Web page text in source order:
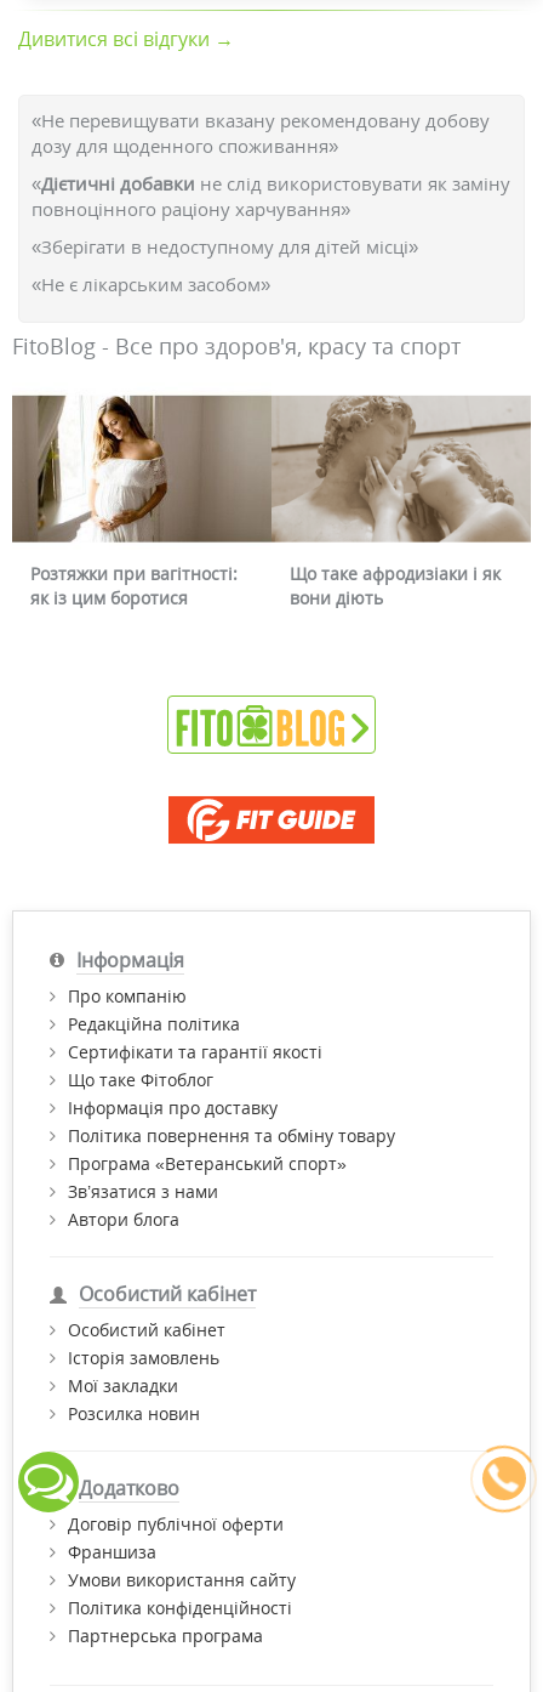
Дивитися всі відгуки →
«Не перевищувати вказану рекомендовану добову
дозу для щоденного споживання»
«Дієтичні добавки не слід використовувати як заміну
повноцінного раціону харчування»
«Зберігати в недоступному для дітей місці»
«Не є лікарським засобом»
FitoBlog - Все про здоров'я, красу та спорт
Розтяжки при вагітності:
як із цим боротися
Що таке афродизіаки і як
вони діють
Інформація
Про компанію
Редакційна політика
Сертифікати та гарантії якості
Що таке Фітоблог
Інформація про доставку
Політика повернення та обміну товару
Програма «Ветеранський спорт»
Зв’язатися з нами
Автори блога
Особистий кабінет
Особистий кабінет
Історія замовлень
Мої закладки
Розсилка новин
Додатково
Договір публічної оферти
Франшиза
Умови використання сайту
Політика конфіденційності
Партнерська програма